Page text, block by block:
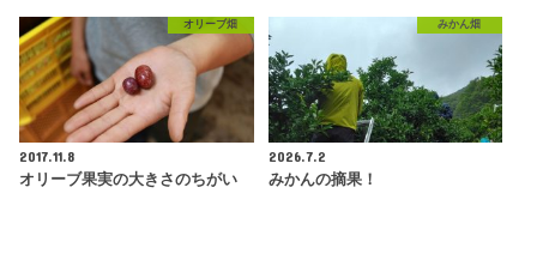
オリーブ畑
2017.11.8
オリーブ果実の大きさのちがい
みかん畑
2026.7.2
みかんの摘果！